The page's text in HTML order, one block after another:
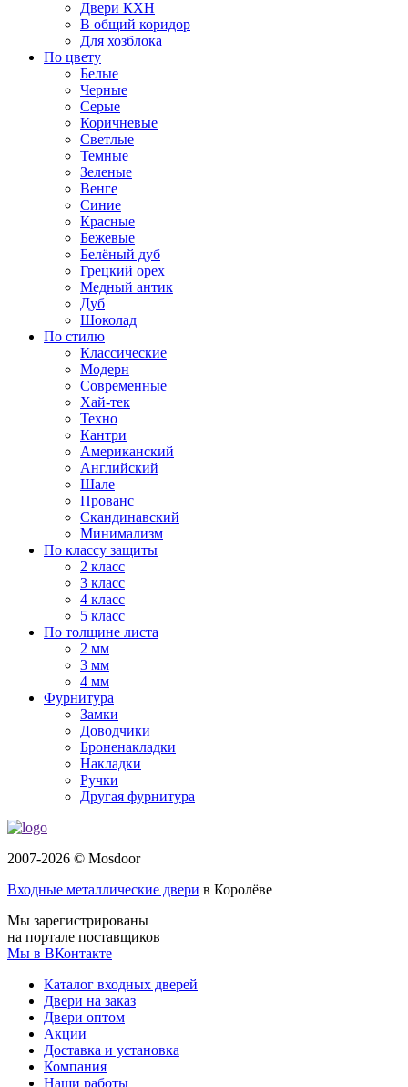
Двери КХН
В общий коридор
Для хозблока
По цвету
Белые
Черные
Серые
Коричневые
Светлые
Темные
Зеленые
Венге
Синие
Красные
Бежевые
Белёный дуб
Грецкий орех
Медный антик
Дуб
Шоколад
По стилю
Классические
Модерн
Современные
Хай-тек
Техно
Кантри
Американский
Английский
Шале
Прованс
Скандинавский
Минимализм
По классу защиты
2 класс
3 класс
4 класс
5 класс
По толщине листа
2 мм
3 мм
4 мм
Фурнитура
Замки
Доводчики
Броненакладки
Накладки
Ручки
Другая фурнитура
2007-2026 © Mosdoor
Входные металлические двери в Королёве
Мы зарегистрированы
на портале поставщиков
Мы в ВКонтакте
Каталог входных дверей
Двери на заказ
Двери оптом
Акции
Доставка и установка
Компания
Наши работы